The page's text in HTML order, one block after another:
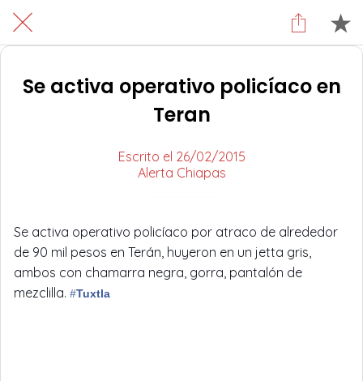
Se activa operativo policíaco en
Teran
Escrito el 26/02/2015
Alerta Chiapas
Se activa operativo policíaco por atraco de alrededor
de 90 mil pesos en Terán, huyeron en un jetta gris,
ambos con chamarra negra, gorra, pantalón de
mezclilla. ‪#‎Tuxtla‬